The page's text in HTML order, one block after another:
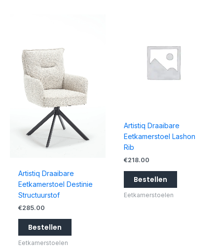
Artistiq Draaibare
Eetkamerstoel Destinie
Structuurstof
€285.00
Bestellen
Eetkamerstoelen
Artistiq Draaibare
Eetkamerstoel Lashon
Rib
€218.00
Bestellen
Eetkamerstoelen